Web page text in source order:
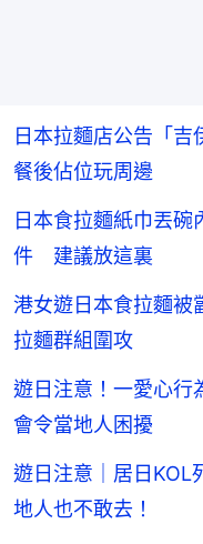
日本拉麵店公告「
餐後佔位玩周邊
日本食拉麵紙巾丟
件 建議放這裏
港女遊日本食拉麵被
拉麵群組圍攻
遊日注意！一愛心行
會令當地人困擾
遊日注意｜居日
地人也不敢去！